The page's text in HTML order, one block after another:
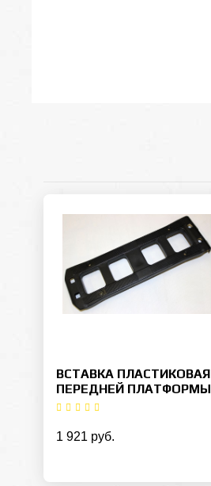
ВСТАВКА ПЛАСТИКОВАЯ
ПЕРЕДНЕЙ ПЛАТФОРМЫ
1 921 руб.